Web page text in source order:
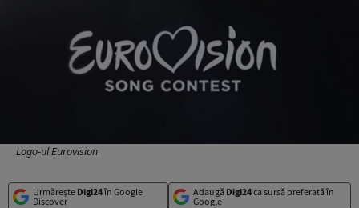
Logo-ul Eurovision
Urmărește Digi24în Google
Discover
Adaugă Digi24ca sursă preferată în
Google